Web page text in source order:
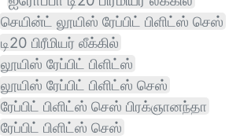
செயின்ட் லூயிஸ் ரேப்பிட் பிளிட்ஸ் செஸ்
டி20 பிரீமியர் லீக்கில்
லூயிஸ் ரேப்பிட் பிளிட்ஸ்
லூயிஸ் ரேப்பிட் பிளிட்ஸ் செஸ்
ரேப்பிட் பிளிட்ஸ் செஸ் பிரக்ஞானந்தா
ரேப்பிட் பிளிட்ஸ் செஸ்